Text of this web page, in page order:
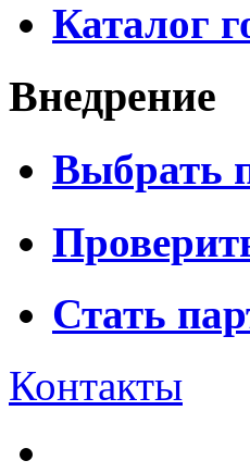
Каталог
Внедрение
Выбрать
Стать
Контакты